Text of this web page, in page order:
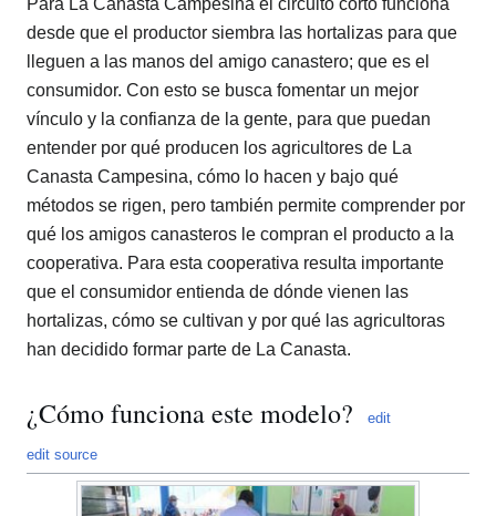
Para La Canasta Campesina el circuito corto funciona
desde que el productor siembra las hortalizas para que
lleguen a las manos del amigo canastero; que es el
consumidor. Con esto se busca fomentar un mejor
vínculo y la confianza de la gente, para que puedan
entender por qué producen los agricultores de La
Canasta Campesina, cómo lo hacen y bajo qué
métodos se rigen, pero también permite comprender por
qué los amigos canasteros le compran el producto a la
cooperativa. Para esta cooperativa resulta importante
que el consumidor entienda de dónde vienen las
hortalizas, cómo se cultivan y por qué las agricultoras
han decidido formar parte de La Canasta.
¿Cómo funciona este modelo? edit
edit source